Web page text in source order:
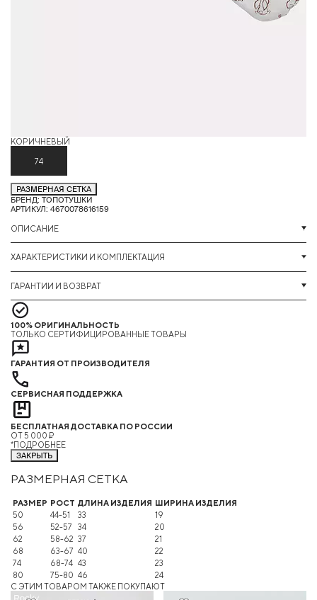
КОРИЧНЕВЫЙ
74
РАЗМЕРНАЯ СЕТКА
БРЕНД: ТОПОТУШКИ
АРТИКУЛ: 4670078616159
ОПИСАНИЕ
ХАРАКТЕРИСТИКИ И КОМПЛЕКТАЦИЯ
ГАРАНТИИ И ВОЗВРАТ
100% ОРИГИНАЛЬНОСТЬ
ТОЛЬКО СЕРТИФИЦИРОВАННЫЕ ТОВАРЫ
ГАРАНТИЯ ОТ ПРОИЗВОДИТЕЛЯ
СЕРВИСНАЯ ПОДДЕРЖКА
БЕСПЛАТНАЯ ДОСТАВКА ПО РОССИИ
ОТ 5 000 ₽
*ПОДРОБНЕЕ
ЗАКРЫТЬ
РАЗМЕРНАЯ СЕТКА
РАЗМЕР РОСТ ДЛИНА ИЗДЕЛИЯ ШИРИНА ИЗДЕЛИЯ
50
44-51 33
19
56
52-57 34
20
62
58-62 37
21
68
63-67 40
22
74
68-74 43
23
80
75-80 46
24
C ЭТИМ ТОВАРОМ ТАКЖЕ ПОКУПАЮТ